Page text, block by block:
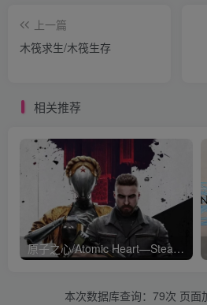
上一篇
木筏求生/木筏生存
相关推荐
原子之心/Atomic Heart—Steam离线 平台问就是没有 D加密
本次数据库查询：79次 页面